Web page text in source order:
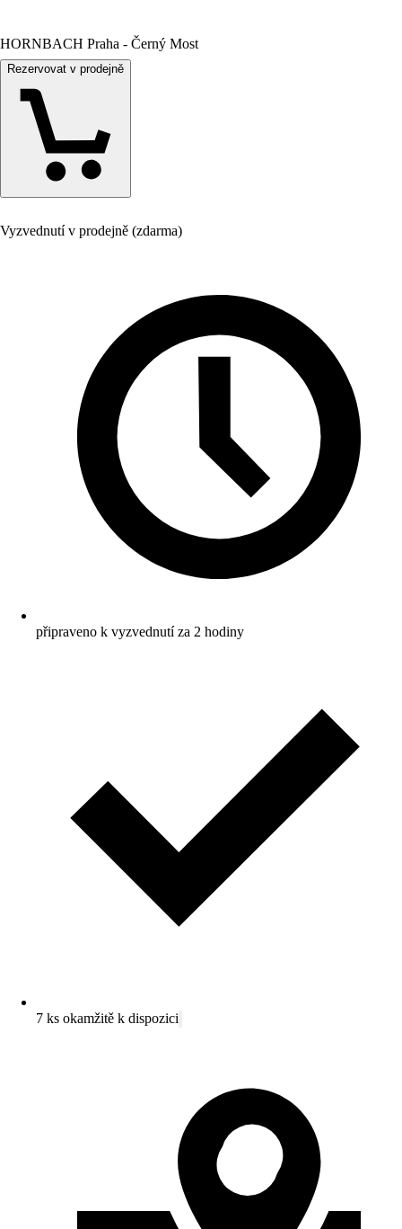
HORNBACH Praha - Černý Most
Rezervovat v prodejně
Vyzvednutí v prodejně (zdarma)
připraveno k vyzvednutí za 2 hodiny
7 ks okamžitě k dispozici